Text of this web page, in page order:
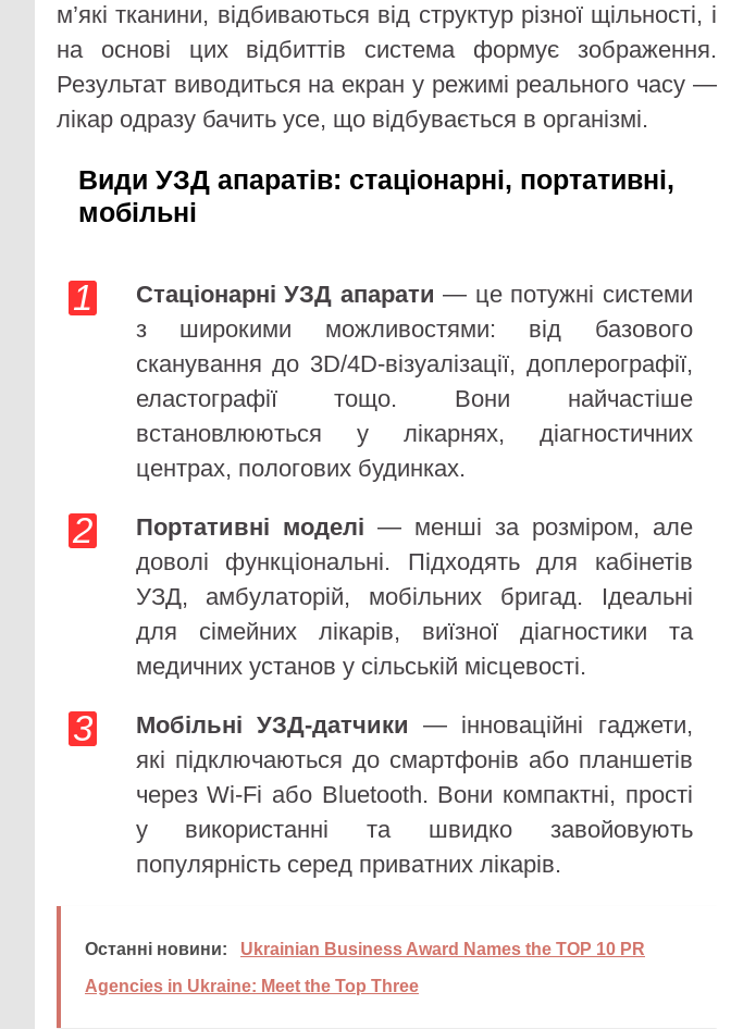
м’які тканини, відбиваються від структур різної щільності, і
на основі цих відбиттів система формує зображення.
Результат виводиться на екран у режимі реального часу —
лікар одразу бачить усе, що відбувається в організмі.
Види УЗД апаратів: стаціонарні, портативні,
мобільні
Стаціонарні УЗД апарати — це потужні системи
з широкими можливостями: від базового
сканування до 3D/4D-візуалізації, доплерографії,
еластографії тощо. Вони найчастіше
встановлюються у лікарнях, діагностичних
центрах, пологових будинках.
Портативні моделі — менші за розміром, але
доволі функціональні. Підходять для кабінетів
УЗД, амбулаторій, мобільних бригад. Ідеальні
для сімейних лікарів, виїзної діагностики та
медичних установ у сільській місцевості.
Мобільні УЗД-датчики — інноваційні гаджети,
які підключаються до смартфонів або планшетів
через Wi-Fi або Bluetooth. Вони компактні, прості
у використанні та швидко завойовують
популярність серед приватних лікарів.
Останні новини:
Ukrainian Business Award Names the TOP 10 PR
Agencies in Ukraine: Meet the Top Three